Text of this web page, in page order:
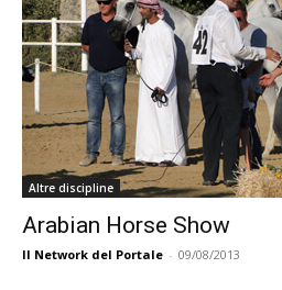
Altre discipline
Arabian Horse Show
Il Network del Portale - 09/08/2013